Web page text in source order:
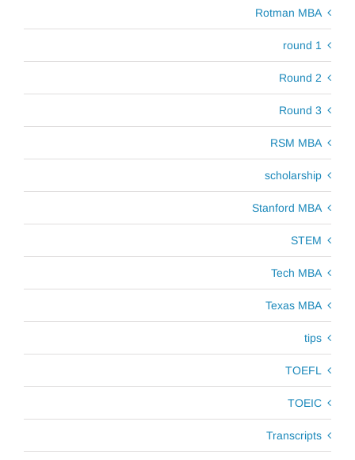
Rotman MBA
round 1
Round 2
Round 3
RSM MBA
scholarship
Stanford MBA
STEM
Tech MBA
Texas MBA
tips
TOEFL
TOEIC
Transcripts